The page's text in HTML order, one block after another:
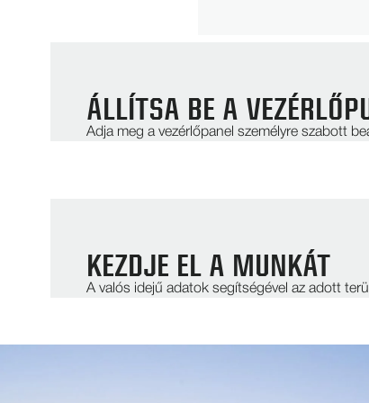
ÁLLÍTSA BE A
Adja meg a vezérlőpanel személyre szabott
KEZDJE EL A MUNKÁT
A valós idejű adatok segítségével az adott